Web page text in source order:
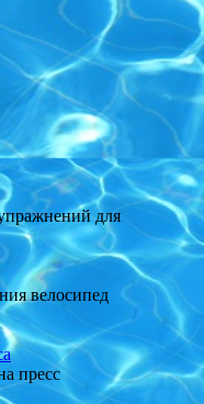
для
велосипед
пресс